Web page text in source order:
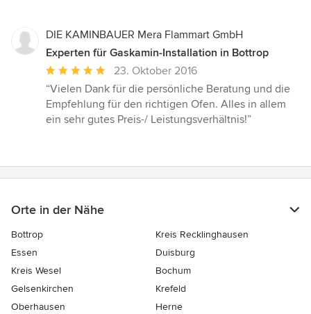
DIE KAMINBAUER Mera Flammart GmbH
Experten für Gaskamin-Installation in Bottrop
Durchschnittliche
Bewertung:
5
von
23. Oktober 2016
“Vielen Dank für die persönliche Beratung und die
Empfehlung für den richtigen Ofen. Alles in allem
ein sehr gutes Preis-/ Leistungsverhältnis!”
Orte in der Nähe
Bottrop
Kreis Recklinghausen
Essen
Duisburg
Kreis Wesel
Bochum
Gelsenkirchen
Krefeld
Oberhausen
Herne